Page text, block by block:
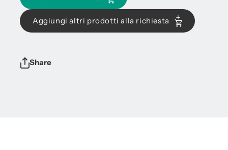
Aggiungi altri prodotti alla richiesta
Share